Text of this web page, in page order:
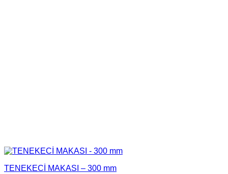
TENEKECİ MAKASI – 300 mm